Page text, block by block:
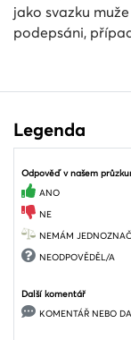
jako svazku
podepsáni,
Legenda
Odpověď v našem
ANO
NE
NEMÁM
NEODPOVĚDĚL/A
Další komentář
KOMENTÁŘ NEBO